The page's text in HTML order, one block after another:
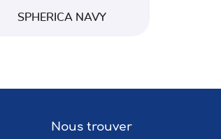
SPHERICA NAVY
Nous trouver